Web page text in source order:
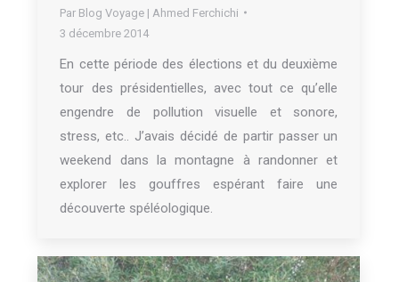
Par Blog Voyage | Ahmed Ferchichi
3 décembre 2014
En cette période des élections et du deuxième
tour des présidentielles, avec tout ce qu’elle
engendre de pollution visuelle et sonore,
stress, etc.. J’avais décidé de partir passer un
weekend dans la montagne à randonner et
explorer les gouffres espérant faire une
découverte spéléologique.